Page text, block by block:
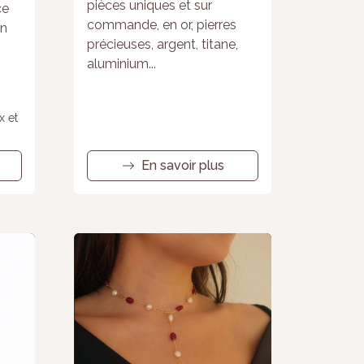
et
pièces uniques et sur
commande, en or, pierres
précieuses, argent, titane,
aluminium...
En savoir plus